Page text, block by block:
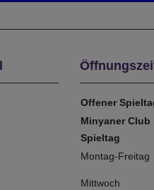
Offener
Minyaner Club
Spieltag
Montag-Freitag
Mittwoch